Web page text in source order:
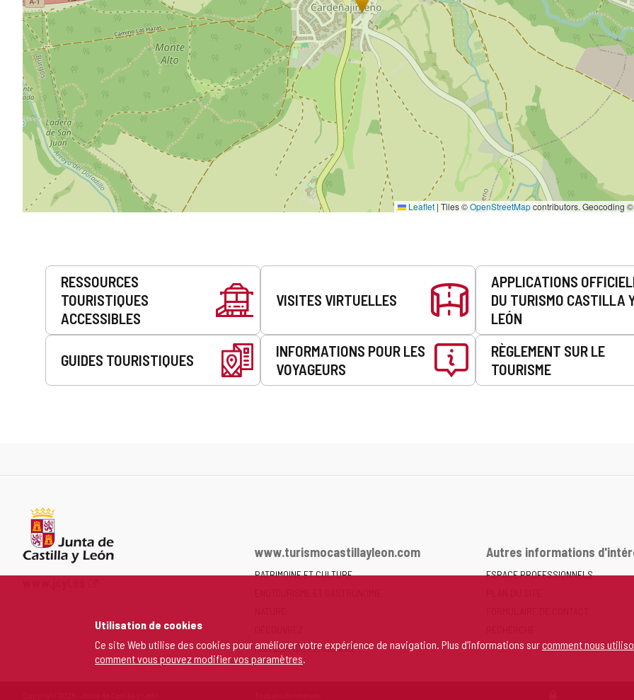
Utilisation de cookies
Ce site Web utilise des cookies pour améliorer votre expérience de navigation. Plus d'informations surcomment nous
comment vous pouvez modifier vos paramètres.
Leaflet | Tiles ©OpenStreetMapcontributors. Geocoding ©
Prestations
RESSOURCES
TOURISTIQUES
ACCESSIBLES
VISITES VIRTUELLES
APPLICATIONS
DU TURISMO CASTILLA
LEÓN
GUIDES TOURISTIQUES
INFORMATIONS POUR LES
VOYAGEURS
RÈGLEMENT SUR LE
TOURISME
www.turismocastillayleon.com
PATRIMOINE ET CULTURE
MON ESPACE PERSONNEL
Autres informations
ESPACE PROFESSIONNELS